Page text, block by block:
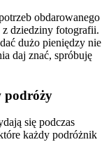
obdarowanego
z dziedziny fotografii.
dużo pieniędzy nie
daj znać, spróbuję
podróży
się podczas
każdy podróżnik